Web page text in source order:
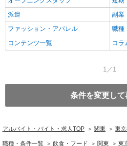
派遣
副業
ファッション・アパレル
職種
コンテンツ一覧
コラ
1／1
条件を変更して
アルバイト・バイト・求人TOP 関東 東
職種・条件一覧 飲食・フード 関東 東